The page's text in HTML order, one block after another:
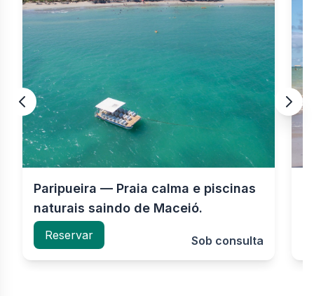
Paripueira — Praia calma e piscinas
naturais saindo de Maceió.
Reservar Sob consulta